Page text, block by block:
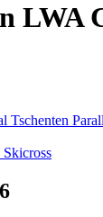
LWA
Tschenten